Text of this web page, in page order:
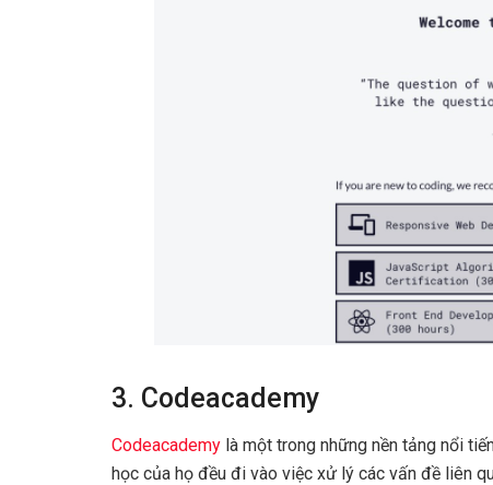
3. Codeacademy
Codeacademy là một trong những nền tảng nổi
học của họ đều đi vào việc xử lý các vấn đề liên